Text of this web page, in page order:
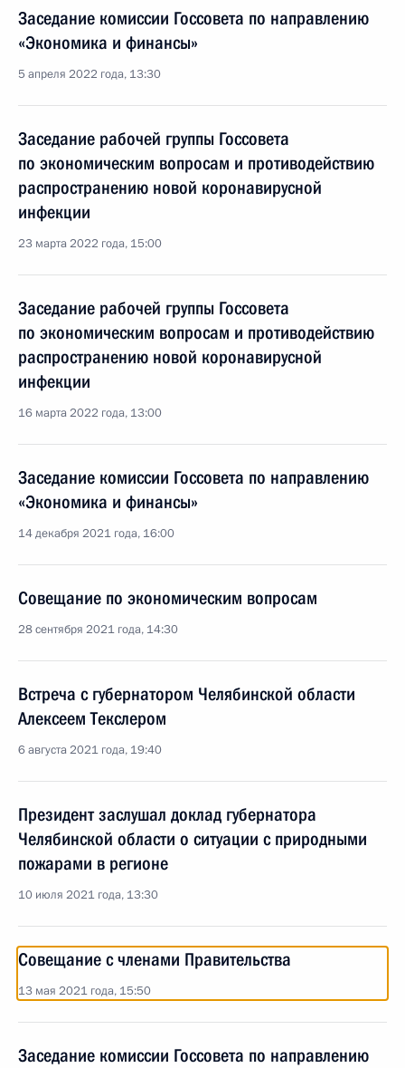
Заседание комиссии Госсовета по направлению
«Экономика и финансы»
5 апреля 2022 года, 13:30
Заседание рабочей группы Госсовета
по экономическим вопросам и противодействию
распространению новой коронавирусной
инфекции
23 марта 2022 года, 15:00
Заседание рабочей группы Госсовета
по экономическим вопросам и противодействию
распространению новой коронавирусной
инфекции
16 марта 2022 года, 13:00
Заседание комиссии Госсовета по направлению
«Экономика и финансы»
14 декабря 2021 года, 16:00
Совещание по экономическим вопросам
28 сентября 2021 года, 14:30
Встреча с губернатором Челябинской области
Алексеем Текслером
6 августа 2021 года, 19:40
Президент заслушал доклад губернатора
Челябинской области о ситуации с природными
пожарами в регионе
10 июля 2021 года, 13:30
Совещание с членами Правительства
13 мая 2021 года, 15:50
Заседание комиссии Госсовета по направлению